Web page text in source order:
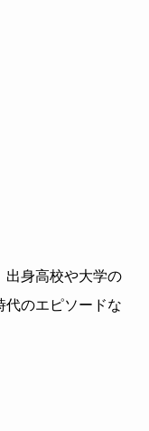
出身高校や大学の
代のエピソードな